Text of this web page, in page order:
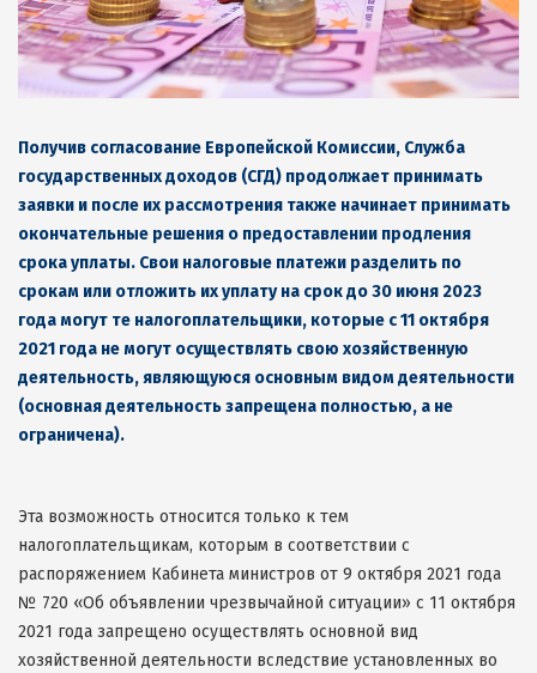
Получив согласование Европейской Комиссии, Служба
государственных доходов (СГД) продолжает принимать
заявки и после их рассмотрения также начинает принимать
окончательные решения о предоставлении продления
срока уплаты. Свои налоговые платежи разделить по
срокам или отложить их уплату на срок до 30 июня 2023
года могут те налогоплательщики, которые с 11 октября
2021 года не могут осуществлять свою хозяйственную
деятельность, являющуюся основным видом деятельности
(основная деятельность запрещена полностью, а не
ограничена).
Эта возможность относится только к тем
налогоплательщикам, которым в соответствии с
распоряжением Кабинета министров от 9 октября 2021 года
№ 720 «Об объявлении чрезвычайной ситуации» с 11 октября
2021 года запрещено осуществлять основной вид
хозяйственной деятельности вследствие установленных во